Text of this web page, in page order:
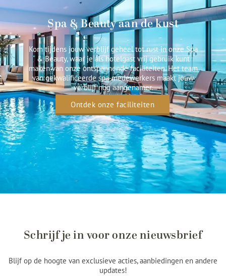
Spa & Beauty aan de kust
Kom tijdens jouw verblijf geheel tot rust in onze Spa
& Beauty, waar je als hotelgast vrij gebruik kunt
maken van onze ontspannende faciliteiten. Het team
van gekwalificeerde spa-medewerkers maakt jouw
verblijf nog aangenamer.
Ontdek onze faciliteiten
Schrijf je in voor onze nieuwsbrief
Blijf op de hoogte van exclusieve acties, aanbiedingen en andere
updates!